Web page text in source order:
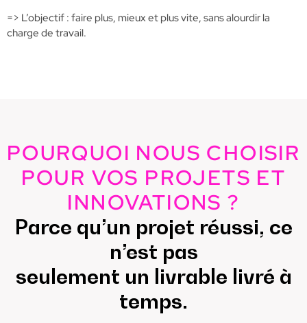
=> L’objectif : faire plus, mieux et plus vite, sans alourdir la
charge de travail.
POURQUOI NOUS CHOISIR
POUR VOS PROJETS ET
INNOVATIONS ?
Parce qu’un projet réussi, ce
n’est pas
seulement un livrable livré à
temps.